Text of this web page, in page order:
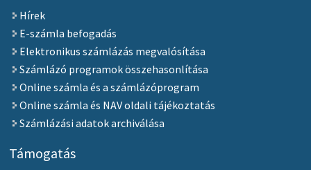
Hírek
E-számla befogadás
Elektronikus számlázás megvalósítása
Számlázó programok összehasonlítása
Online számla és a számlázóprogram
Online számla és NAV oldali tájékoztatás
Számlázási adatok archiválása
Támogatás